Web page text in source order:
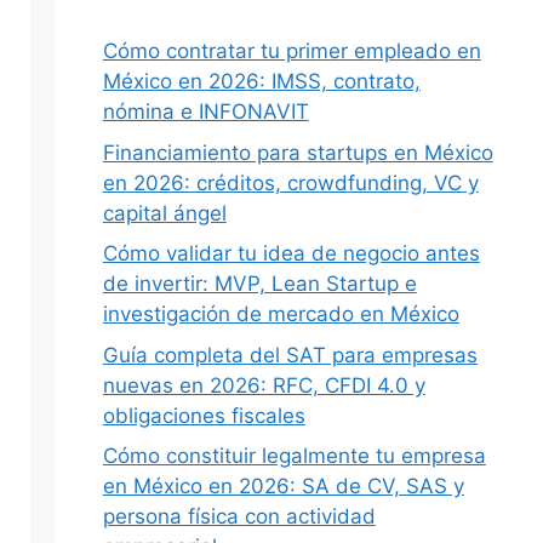
Cómo contratar tu primer empleado en
México en 2026: IMSS, contrato,
nómina e INFONAVIT
Financiamiento para startups en México
en 2026: créditos, crowdfunding, VC y
capital ángel
Cómo validar tu idea de negocio antes
de invertir: MVP, Lean Startup e
investigación de mercado en México
Guía completa del SAT para empresas
nuevas en 2026: RFC, CFDI 4.0 y
obligaciones fiscales
Cómo constituir legalmente tu empresa
en México en 2026: SA de CV, SAS y
persona física con actividad